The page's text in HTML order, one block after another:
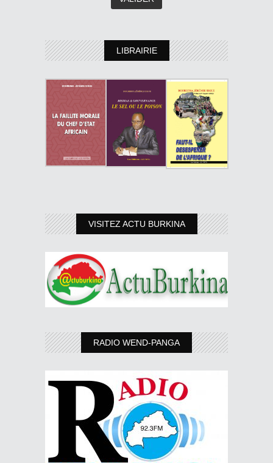
LIBRAIRIE
VISITEZ ACTU BURKINA
RADIO WEND-PANGA